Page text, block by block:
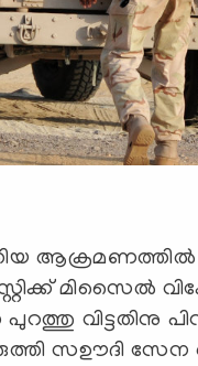
മിസൈല്‍
വിട്ടതിനു
സഊദി